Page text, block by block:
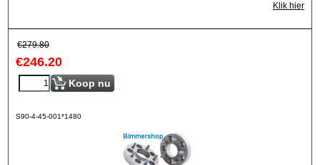
Klik hier
€279.80
€246.20
Koop nu
S90-4-45-001*1480